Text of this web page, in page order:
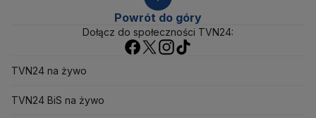
Alert RCB
Ambasada USA w Polsce
Andrzej Duda Białoruś
Biuro Bezpieczeństwa Narodowego
BrukselaCBŚPCBA
Ceny prądu
Ceny mieszkań
Powrót do góry
Dołącz do społeczności TVN24:
TVN24 na żywo
TVN24 BiS na żywo